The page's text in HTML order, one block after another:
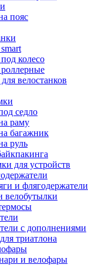
пояс
колесо
велостанков
седло
раму
багажник
руль
для устройств
и флягодержатели
велобутылки
с дополнениями
триатлона
и велофары